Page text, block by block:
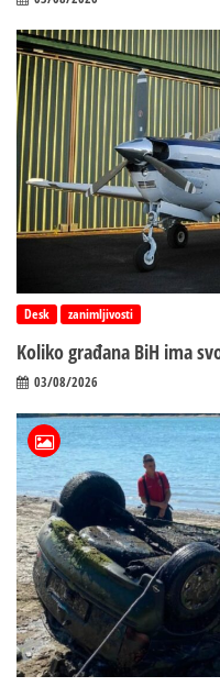
Desk zanimljivosti
Koliko građana BiH ima
03/08/2026